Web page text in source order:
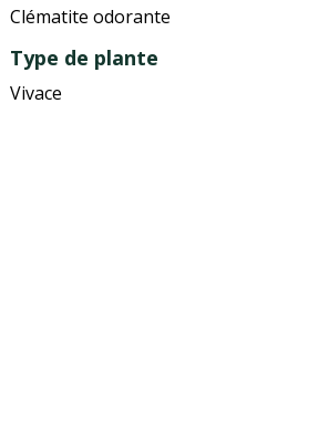
Clématite odorante
Type de plante
Vivace